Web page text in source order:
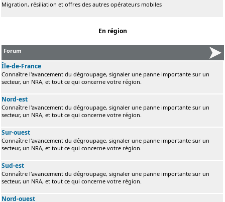
Migration, résiliation et offres des autres opérateurs mobiles
En région
Forum
Île-de-France
Connaître l'avancement du dégroupage, signaler une panne importante sur un
secteur, un NRA, et tout ce qui concerne votre région.
Nord-est
Connaître l'avancement du dégroupage, signaler une panne importante sur un
secteur, un NRA, et tout ce qui concerne votre région.
Sur-ouest
Connaître l'avancement du dégroupage, signaler une panne importante sur un
secteur, un NRA, et tout ce qui concerne votre région.
Sud-est
Connaître l'avancement du dégroupage, signaler une panne importante sur un
secteur, un NRA, et tout ce qui concerne votre région.
Nord-ouest